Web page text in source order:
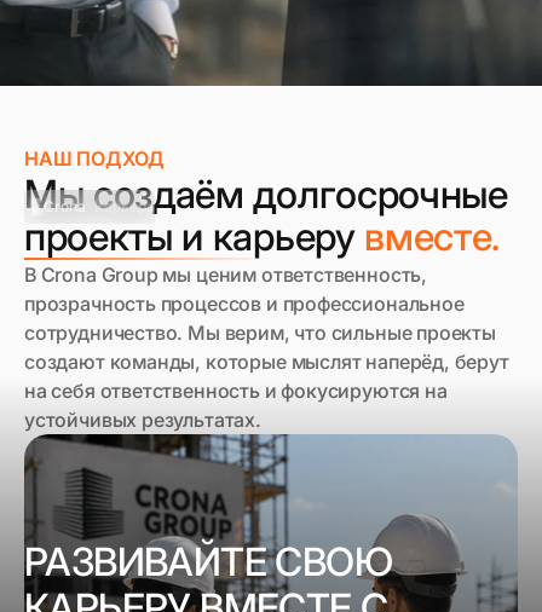
Crona Карьера
РАЗВИВАЙТЕ СВОЮ
НАШ ПОДХОД
Мы создаём долгосрочные
проекты и карьерувместе.
В Crona Group мы ценим ответственность,
прозрачность процессов и профессиональное
сотрудничество. Мы верим, что сильные проекты
создают команды, которые мыслят наперёд, берут
на себя ответственность и фокусируются на
устойчивых результатах.